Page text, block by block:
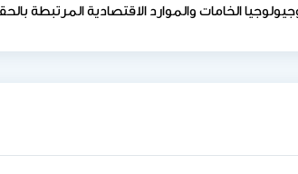
الخامات والموارد الاقتصادية المرتبطة